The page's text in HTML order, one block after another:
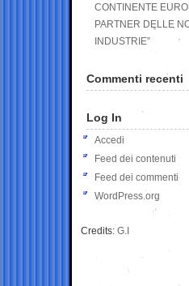
CONTINENTE
PARTNER DELLE
INDUSTRIE”
Commenti recenti
Log In
Accedi
Feed dei contenuti
Feed dei commenti
WordPress.org
Credits: G.I